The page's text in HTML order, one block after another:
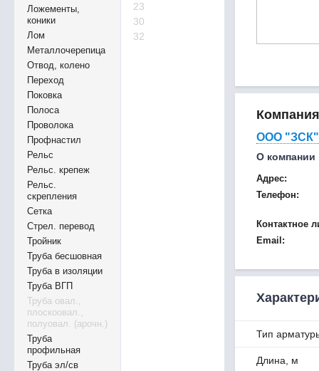
Ложементы,
коники
Лом
Металлочерепица
Отвод, колено
Переход
Поковка
Полоса
Проволока
Профнастил
Рельс
Рельс. крепеж
Рельс.
скрепления
Сетка
Стрел. перевод
Тройник
Труба бесшовная
Труба в изоляции
Труба ВГП
Труба овал.,
плоскоовал.,
полуовал. (арочн.)
Труба
профильная
Труба эл/св
23
30
32
Компания
ООО "ЗСК"
О компании
Адрес:
Телефон:
Контактное
Email:
Тип
Длина, м